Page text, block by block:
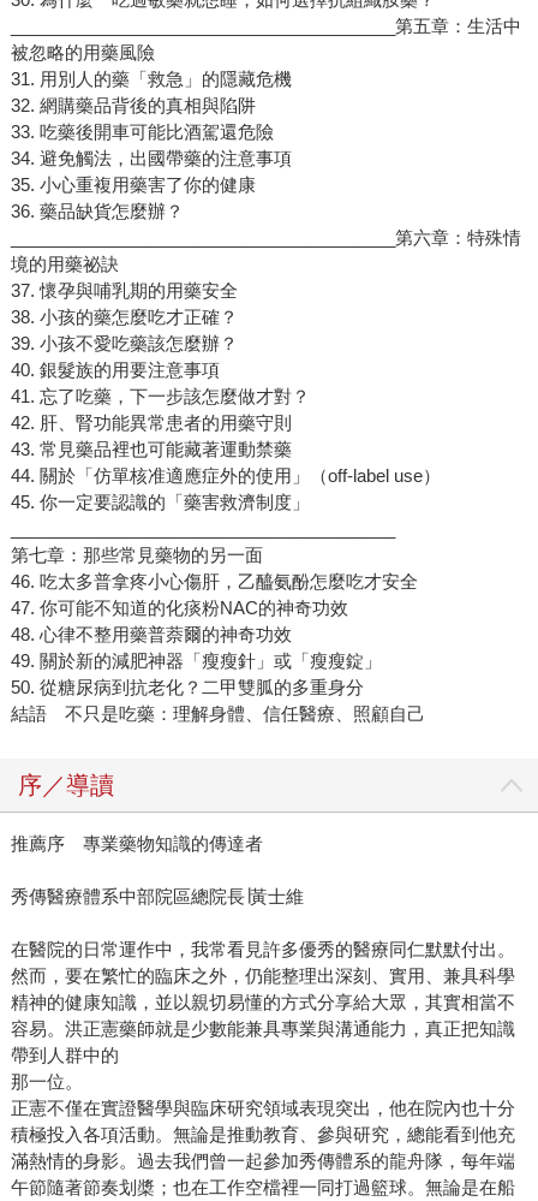
________________________________________第五章：生活中
被忽略的用藥風險
31. 用別人的藥「救急」的隱藏危機
32. 網購藥品背後的真相與陷阱
33. 吃藥後開車可能比酒駕還危險
34. 避免觸法，出國帶藥的注意事項
35. 小心重複用藥害了你的健康
36. 藥品缺貨怎麼辦？
________________________________________第六章：特殊情
境的用藥祕訣
37. 懷孕與哺乳期的用藥安全
38. 小孩的藥怎麼吃才正確？
39. 小孩不愛吃藥該怎麼辦？
40. 銀髮族的用要注意事項
41. 忘了吃藥，下一步該怎麼做才對？
42. 肝、腎功能異常患者的用藥守則
43. 常見藥品裡也可能藏著運動禁藥
44. 關於「仿單核准適應症外的使用」（off-label use）
45. 你一定要認識的「藥害救濟制度」
第七章：那些常見藥物的另一面
46. 吃太多普拿疼小心傷肝，乙醯氨酚怎麼吃才安全
47. 你可能不知道的化痰粉NAC的神奇功效
48. 心律不整用藥普萘爾的神奇功效
49. 關於新的減肥神器「瘦瘦針」或「瘦瘦錠」
50. 從糖尿病到抗老化？二甲雙胍的多重身分
結語 不只是吃藥：理解身體、信任醫療、照顧自己
序／導讀
推薦序 專業藥物知識的傳達者
秀傳醫療體系中部院區總院長∣黃士維
在醫院的日常運作中，我常看見許多優秀的醫療同仁默默付出。
然而，要在繁忙的臨床之外，仍能整理出深刻、實用、兼具科學
精神的健康知識，並以親切易懂的方式分享給大眾，其實相當不
容易。洪正憲藥師就是少數能兼具專業與溝通能力，真正把知識
帶到人群中的
那一位。
正憲不僅在實證醫學與臨床研究領域表現突出，他在院內也十分
積極投入各項活動。無論是推動教育、參與研究，總能看到他充
滿熱情的身影。過去我們曾一起參加秀傳體系的龍舟隊，每年端
午節隨著節奏划槳；也在工作空檔裡一同打過籃球。無論是在船